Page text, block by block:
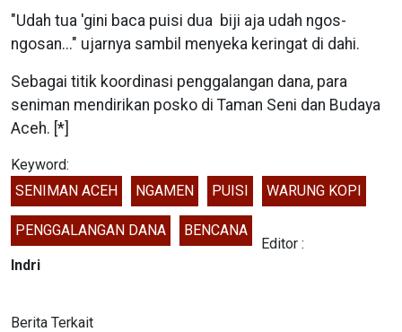
"Udah tua 'gini baca puisi dua biji aja udah ngos-
ngosan..." ujarnya sambil menyeka keringat di dahi.
Sebagai titik koordinasi penggalangan dana, para
seniman mendirikan posko di Taman Seni dan Budaya
Aceh. [*]
Keyword:
SENIMAN ACEH
NGAMEN PUISI WARUNG KOPI
PENGGALANGAN DANA BENCANA
Editor :
Indri
Berita Terkait